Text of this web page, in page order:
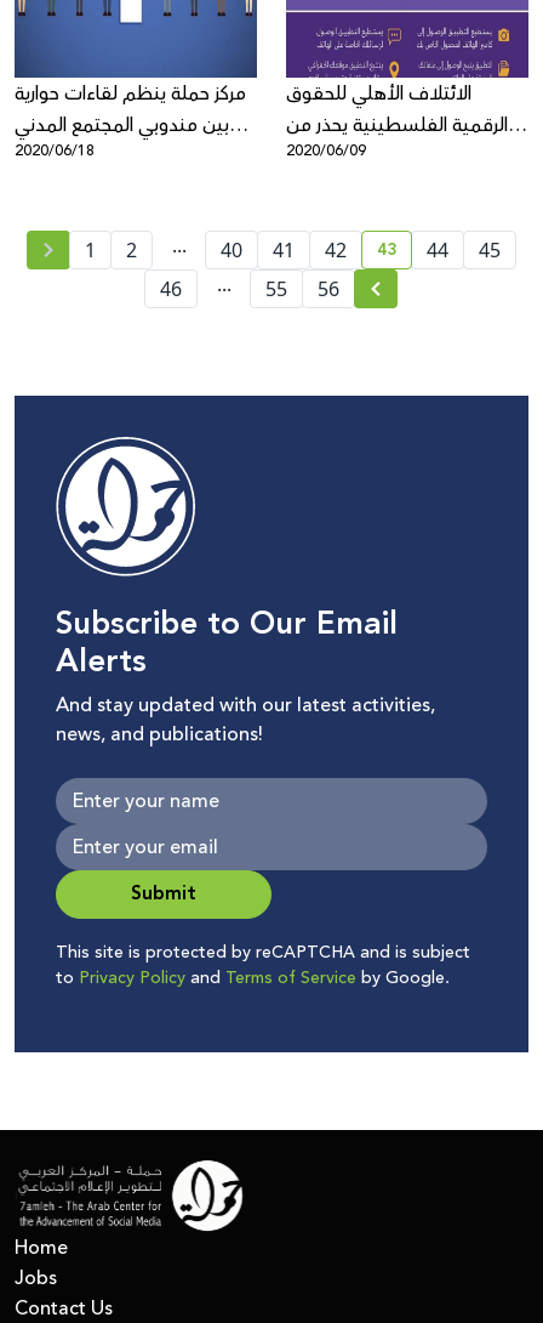
مركز حملة ينظم لقاءات حوارية
بين مندوبي المجتمع المدني
والإعلام الفلسطيني وشركة
2020/06/18
الائتلاف الأهلي للحقوق
الرقمية الفلسطينية يحذر من
2020/06/09
1 2 ... 40 41 42 current page
43 44
45
46
... 55 56
Subscribe to Our Email
Alerts
And stay updated with our latest activities,
news, and publications!
Submit
This site is protected by reCAPTCHA and is subject
to Privacy Policyand Terms of Service by Google.
Home
Jobs
Contact Us